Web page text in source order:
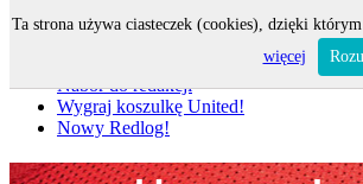
Nabór do redakcji
Wygraj koszulkę United!
Nowy Redlog!
Ta strona używa ciasteczek (cookies), dzięki
więcej